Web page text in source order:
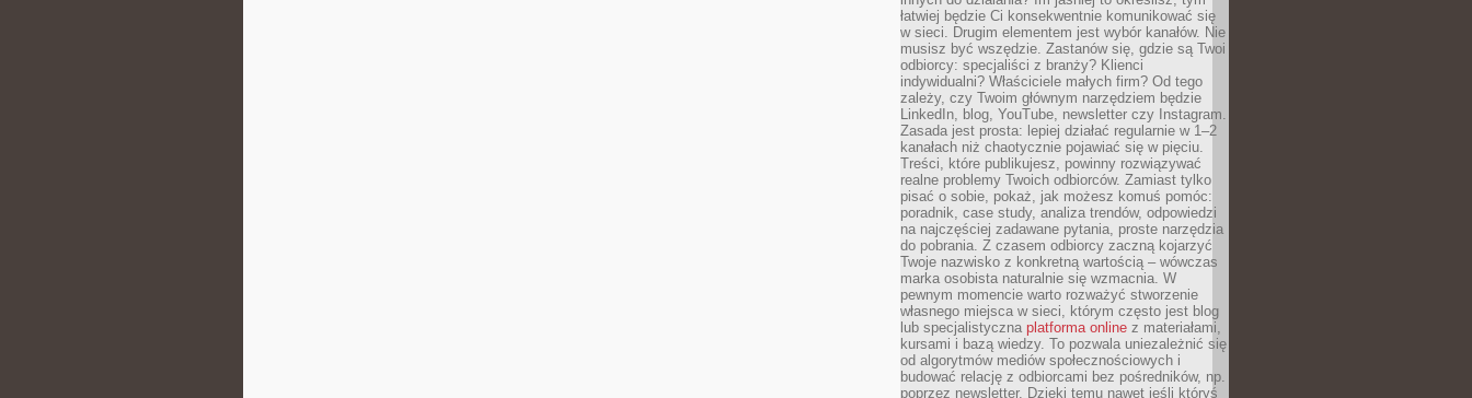
łatwiej będzie Ci konsekwentnie komunikować się
w sieci. Drugim elementem jest wybór kanałów. Nie
musisz być wszędzie. Zastanów się, gdzie są Twoi
odbiorcy: specjaliści z branży? Klienci
indywidualni? Właściciele małych firm? Od tego
zależy, czy Twoim głównym narzędziem będzie
LinkedIn, blog, YouTube, newsletter czy Instagram.
Zasada jest prosta: lepiej działać regularnie w 1–2
kanałach niż chaotycznie pojawiać się w pięciu.
Treści, które publikujesz, powinny rozwiązywać
realne problemy Twoich odbiorców. Zamiast tylko
pisać o sobie, pokaż, jak możesz komuś pomóc:
poradnik, case study, analiza trendów, odpowiedzi
na najczęściej zadawane pytania, proste narzędzia
do pobrania. Z czasem odbiorcy zaczną kojarzyć
Twoje nazwisko z konkretną wartością – wówczas
marka osobista naturalnie się wzmacnia. W
pewnym momencie warto rozważyć stworzenie
własnego miejsca w sieci, którym często jest blog
lub specjalistyczna platforma online z materiałami,
kursami i bazą wiedzy. To pozwala uniezależnić się
od algorytmów mediów społecznościowych i
budować relację z odbiorcami bez pośredników, np.
poprzez newsletter. Dzięki temu nawet jeśli któryś